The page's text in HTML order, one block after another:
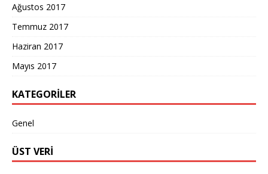
Ağustos 2017
Temmuz 2017
Haziran 2017
Mayıs 2017
KATEGORILER
Genel
ÜST VERI